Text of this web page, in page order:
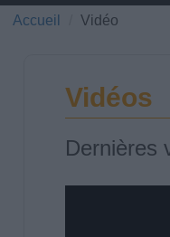
Accueil Vidéo
Vidéos
Dernières